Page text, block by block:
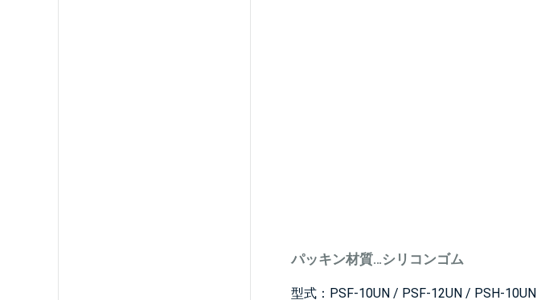
パッキン材質…シリコンゴム
型式：PSF-10UN / PSF-12UN / PSH-10UN